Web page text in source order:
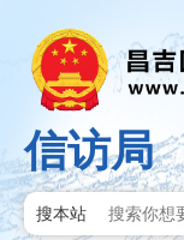
信访局
搜本站